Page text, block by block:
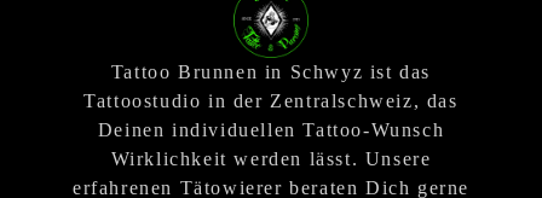
Tattoo Brunnen in Schwyz ist das
Tattoostudio in der Zentralschweiz, das
Deinen individuellen Tattoo-Wunsch
Wirklichkeit werden lässt. Unsere
erfahrenen Tätowierer beraten Dich gerne